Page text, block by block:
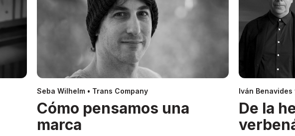
Seba Wilhelm • Trans Company
Cómo pensamos una
marca
Iván
De la